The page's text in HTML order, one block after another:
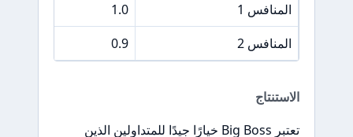
المنافس 1
1.0
المنافس 2
0.9
الاستنتاج
تعتبر Big Boss خيارًا جيدًا للمتداولين الذين